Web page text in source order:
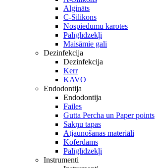
Algināts
C-Silikons
Nospiedumu karotes
Palīglīdzekļi
Maisāmie gali
Dezinfekcija
Dezinfekcija
Kerr
KAVO
Endodontija
Endodontija
Failes
Gutta Percha un Paper points
Sakņu tapas
Atjaunošanas materiāli
Koferdams
Palīglīdzekļi
Instrumenti